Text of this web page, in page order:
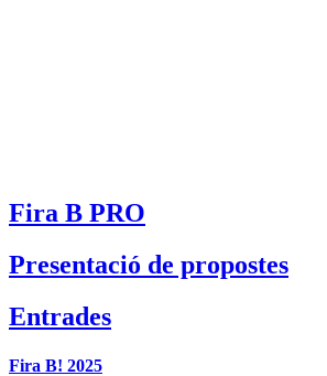
Fira B PRO
Presentació de propostes
Entrades
Fira B! 2025